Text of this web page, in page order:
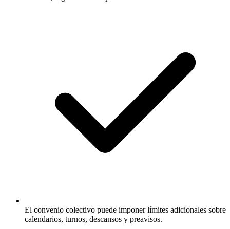
El convenio colectivo puede imponer límites adicionales sobre
calendarios, turnos, descansos y preavisos.